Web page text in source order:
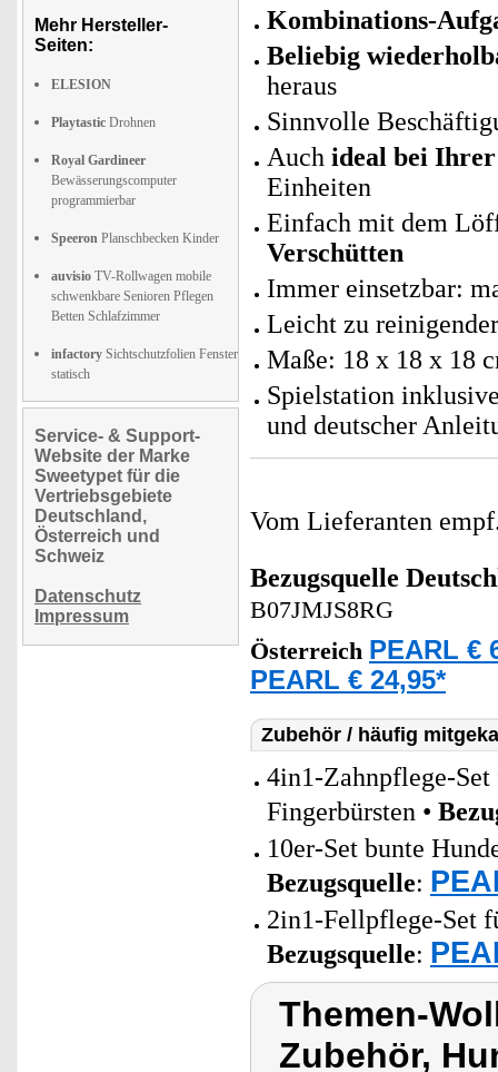
Mehr Hersteller-
Seiten:
ELESION
Playtastic Drohnen
Royal Gardineer
Bewässerungscomputer
programmierbar
Speeron Planschbecken Kinder
auvisio TV-Rollwagen mobile
schwenkbare Senioren Pflegen
Betten Schlafzimmer
infactory Sichtschutzfolien Fenster
statisch
Service- & Support-
Website der Marke
Sweetypet für die
Vertriebsgebiete
Deutschland,
Österreich und
Schweiz
Datenschutz
Impressum
Kombinations-
Beliebig
heraus
Sinnvolle
Auch ideal bei
Einheiten
Einfach mit dem
Verschütten
Immer einsetzbar:
Leicht zu
Maße: 18 x 18 x 18
Spielstation
und deutscher
Vom Lieferanten
Bezugsquelle
B07JMJS8RG
Österreich PEARL €
PEARL € 24,95*
Zubehör / häufig
4in1-Zahnpflege-
Fingerbürsten •
10er-Set bunte
Bezugsquelle:
2in1-Fellpflege-Set
Bezugsquelle:
Themen-
Zubehör,